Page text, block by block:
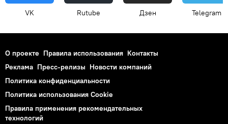
VK Rutube Дзен Telegram
О проекте Правила использования Контакты
Реклама Пресс-релизы Новости компаний
Политика конфиденциальности
Политика использования Cookie
Правила применения рекомендательных
технологий